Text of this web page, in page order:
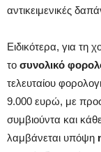
αντικειμενικές
Ειδικότερα, για
το συνολικό
τελευταίου
9.000 ευρώ, με
συμβιούντα και
λαμβάνεται υπόψη